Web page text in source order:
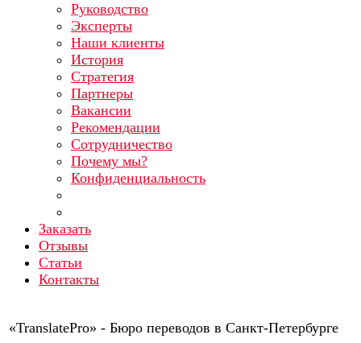
Руководство
Эксперты
Наши клиенты
История
Стратегия
Партнеры
Вакансии
Рекомендации
Сотрудничество
Почему мы?
Конфиденциальность
Заказать
Отзывы
Статьи
Контакты
«TranslatePro» - Бюро переводов в Санкт-Петербурге